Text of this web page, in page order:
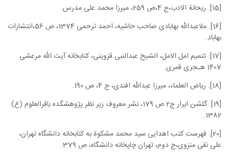
[15]. ریحانة الادب،ج 4،ص 259، میرزا محمد علی مدرس.
[16]. ملاعبدالله بهابادی صاحب حاشیه، احمد ترحمی 1374، ص 56،انتشارات
بهاباد.
[17]. تتمیم امل الامل، الشیخ عبدالنبی قزوینی، کتابخانه آیت الله مرعشی
1407 هـجری قمری.
[18]. ریاض العلماء، میرزا عبدالله افندی، ج 4، ص 190.
[19]. گلشن ابرار ج2 ص 179، نشر معروف زیر نظر پژوهشگده باقرالعلوم (ع)
1382.
[20]. فهرست کتب اهدایی سید محمد مشکوة به کتابخانه دانشگاه تهران،
علی نقی منزوی،ج دوم، تهران چاپخانه دانشگاه، ص 379.